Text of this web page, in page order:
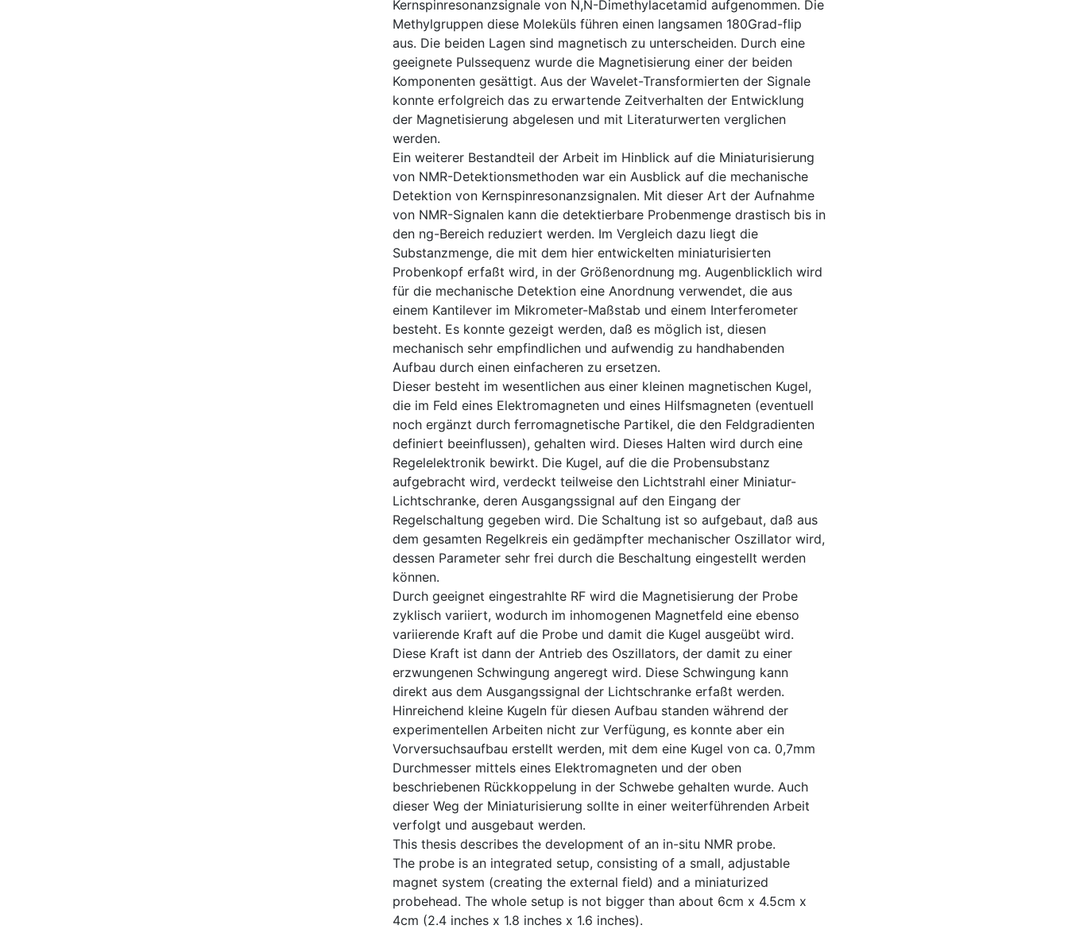
Kernspinresonanzsignale von N,N-Dimethylacetamid aufgenommen. Die
Methylgruppen diese Moleküls führen einen langsamen 180Grad-flip
aus. Die beiden Lagen sind magnetisch zu unterscheiden. Durch eine
geeignete Pulssequenz wurde die Magnetisierung einer der beiden
Komponenten gesättigt. Aus der Wavelet-Transformierten der Signale
konnte erfolgreich das zu erwartende Zeitverhalten der Entwicklung
der Magnetisierung abgelesen und mit Literaturwerten verglichen
werden.
Ein weiterer Bestandteil der Arbeit im Hinblick auf die Miniaturisierung
von NMR-Detektionsmethoden war ein Ausblick auf die mechanische
Detektion von Kernspinresonanzsignalen. Mit dieser Art der Aufnahme
von NMR-Signalen kann die detektierbare Probenmenge drastisch bis in
den ng-Bereich reduziert werden. Im Vergleich dazu liegt die
Substanzmenge, die mit dem hier entwickelten miniaturisierten
Probenkopf erfaßt wird, in der Größenordnung mg. Augenblicklich wird
für die mechanische Detektion eine Anordnung verwendet, die aus
einem Kantilever im Mikrometer-Maßstab und einem Interferometer
besteht. Es konnte gezeigt werden, daß es möglich ist, diesen
mechanisch sehr empfindlichen und aufwendig zu handhabenden
Aufbau durch einen einfacheren zu ersetzen.
Dieser besteht im wesentlichen aus einer kleinen magnetischen Kugel,
die im Feld eines Elektromagneten und eines Hilfsmagneten (eventuell
noch ergänzt durch ferromagnetische Partikel, die den Feldgradienten
definiert beeinflussen), gehalten wird. Dieses Halten wird durch eine
Regelelektronik bewirkt. Die Kugel, auf die die Probensubstanz
aufgebracht wird, verdeckt teilweise den Lichtstrahl einer Miniatur-
Lichtschranke, deren Ausgangssignal auf den Eingang der
Regelschaltung gegeben wird. Die Schaltung ist so aufgebaut, daß aus
dem gesamten Regelkreis ein gedämpfter mechanischer Oszillator wird,
dessen Parameter sehr frei durch die Beschaltung eingestellt werden
können.
Durch geeignet eingestrahlte RF wird die Magnetisierung der Probe
zyklisch variiert, wodurch im inhomogenen Magnetfeld eine ebenso
variierende Kraft auf die Probe und damit die Kugel ausgeübt wird.
Diese Kraft ist dann der Antrieb des Oszillators, der damit zu einer
erzwungenen Schwingung angeregt wird. Diese Schwingung kann
direkt aus dem Ausgangssignal der Lichtschranke erfaßt werden.
Hinreichend kleine Kugeln für diesen Aufbau standen während der
experimentellen Arbeiten nicht zur Verfügung, es konnte aber ein
Vorversuchsaufbau erstellt werden, mit dem eine Kugel von ca. 0,7mm
Durchmesser mittels eines Elektromagneten und der oben
beschriebenen Rückkoppelung in der Schwebe gehalten wurde. Auch
dieser Weg der Miniaturisierung sollte in einer weiterführenden Arbeit
verfolgt und ausgebaut werden.
This thesis describes the development of an in-situ NMR probe.
The probe is an integrated setup, consisting of a small, adjustable
magnet system (creating the external field) and a miniaturized
probehead. The whole setup is not bigger than about 6cm x 4.5cm x
4cm (2.4 inches x 1.8 inches x 1.6 inches).